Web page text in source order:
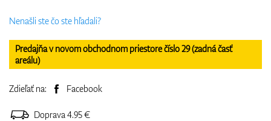
Nenašli ste čo ste hľadali?
Predajňa v novom obchodnom priestore číslo 29 (zadná časť
areálu)
Zdieľať na: Facebook
Doprava 4.95 €